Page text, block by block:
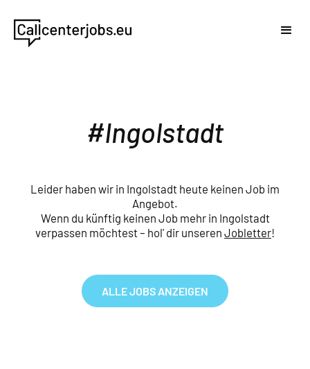
Ingolstadt
Leider haben wir in Ingolstadt heute keinen Job im
Angebot.
Wenn du künftig keinen Job mehr in Ingolstadt
verpassen möchtest – hol' dir unseren Jobletter!
ALLE JOBS ANZEIGEN